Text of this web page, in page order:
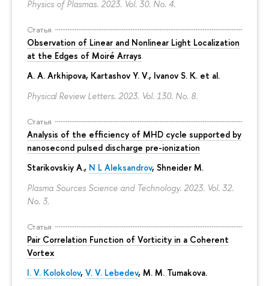
Physics of Plasmas. 2023. Vol. 30. No. 4.
Статья
Observation of Linear and Nonlinear Light Localization
at the Edges of Moiré Arrays
A. A. Arkhipova, Kartashov Y. V., Ivanov S. K. et al.
Physical Review Letters. 2023. Vol. 130. No. 8.
Статья
Analysis of the efficiency of MHD cycle supported by
nanosecond pulsed discharge pre-ionization
Starikovskiy A., N L Aleksandrov, Shneider M.
Plasma Sources Science and Technology. 2023. Vol. 32.
No. 3.
Статья
Pair Correlation Function of Vorticity in a Coherent
Vortex
I. V. Kolokolov, V. V. Lebedev, M. M. Tumakova.